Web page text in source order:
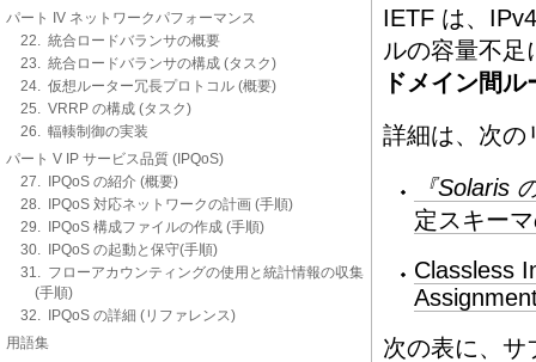
パート IV ネットワークパフォーマンス
22. 統合ロードバランサの概要
23. 統合ロードバランサの構成 (タスク)
24. 仮想ルーター冗長プロトコル (概要)
25. VRRP の構成 (タスク)
26. 輻輳制御の実装
パート V IP サービス品質 (IPQoS)
27. IPQoS の紹介 (概要)
28. IPQoS 対応ネットワークの計画 (手順)
29. IPQoS 構成ファイルの作成 (手順)
30. IPQoS の起動と保守(手順)
31. フローアカウンティングの使用と統計情報の収集
(手順)
32. IPQoS の詳細 (リファレンス)
用語集
IETF は、
ルの容量不足
ドメイン間
詳細は、次の
『Solaris
定スキー
Classless
次の表に、サ